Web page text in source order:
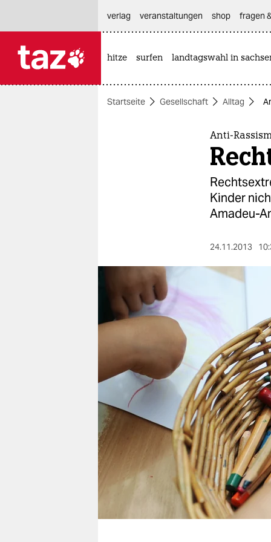
themen
nord
wahrheit
verlag
verlag
veranstaltungen
shop
fragen & hilfe
unterstützen
genossenschaft
verlag
veranstaltungen shop fragen
hitze surfen landtagswahl in
Startseite Gesellschaft Alltag
Anti-
Kinder
Amadeu-
24.11.2013